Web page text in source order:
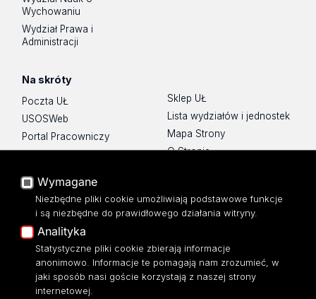
Wychowaniu
Wydział Prawa i
Administracji
Na skróty
Poczta UŁ
USOSWeb
Portal Pracowniczy
Baza Aktów Własnych
Moodle
Eksperci UŁ
Polityka Prywatności
Dostępność
Sklep UŁ
Lista wydziałów i jednostek
Mapa Strony
O Stronie
Wymagane
Niezbędne pliki cookie umożliwiają podstawowe funkcje
i są niezbędne do prawidłowego działania witryny.
Analityka
Statystyczne pliki cookie zbierają informacje
anonimowo. Informacje te pomagają nam zrozumieć, w
jaki sposób nasi goście korzystają z naszej strony
internetowej.